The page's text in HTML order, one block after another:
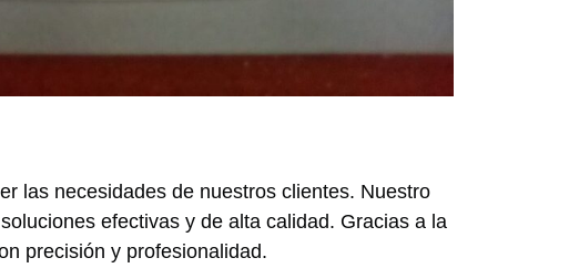
las necesidades de nuestros clientes. Nuestro
efectivas y de alta calidad. Gracias a la
precisión y profesionalidad.